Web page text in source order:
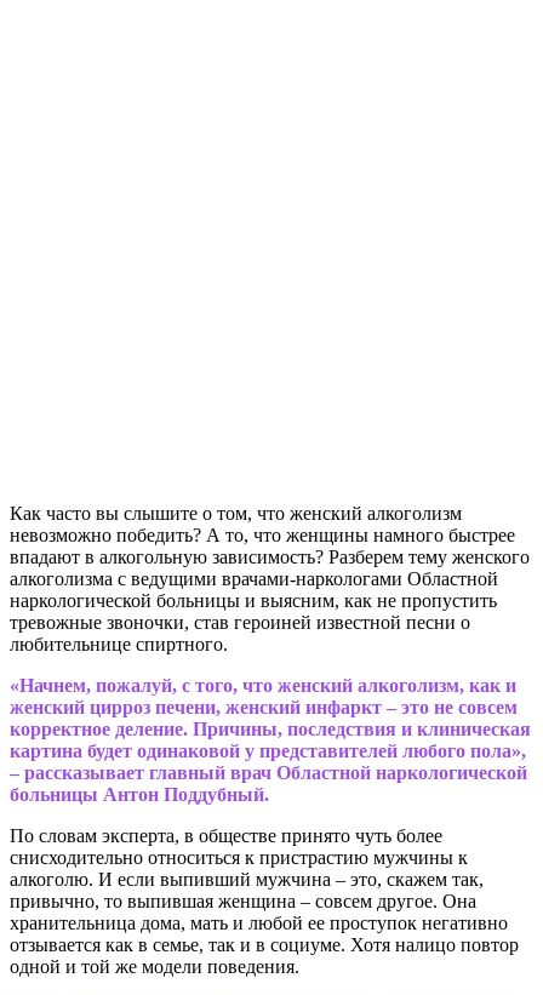
Как часто вы слышите о том, что женский алкоголизм
невозможно победить? А то, что женщины намного быстрее
впадают в алкогольную зависимость? Разберем тему женского
алкоголизма с ведущими врачами-наркологами Областной
наркологической больницы и выясним, как не пропустить
тревожные звоночки, став героиней известной песни о
любительнице спиртного.
«Начнем, пожалуй, с того, что женский алкоголизм, как и
женский цирроз печени, женский инфаркт – это не совсем
корректное деление. Причины, последствия и клиническая
картина будет одинаковой у представителей любого пола»,
– рассказывает главный врач Областной наркологической
больницы Антон Поддубный.
По словам эксперта, в обществе принято чуть более
снисходительно относиться к пристрастию мужчины к
алкоголю. И если выпивший мужчина – это, скажем так,
привычно, то выпившая женщина – совсем другое. Она
хранительница дома, мать и любой ее проступок негативно
отзывается как в семье, так и в социуме. Хотя налицо повтор
одной и той же модели поведения.